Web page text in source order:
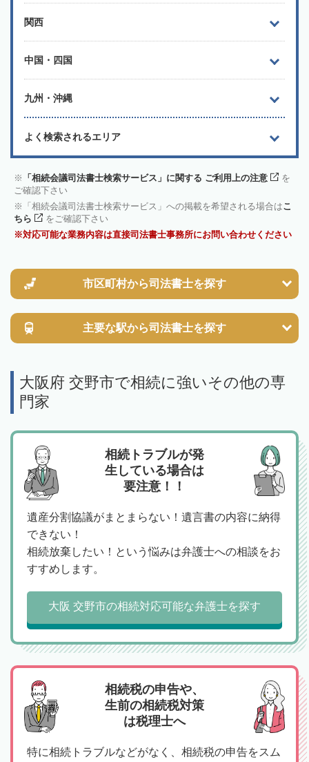
関西
中国・四国
九州・沖縄
よく検索されるエリア
「相続会議司法書士検索サービス」に関する ご利用上の注意
を
ご確認下さい
「相続会議司法書士検索サービス」への掲載を希望される場合はこ
ちら
をご確認下さい
対応可能な業務内容は直接司法書士事務所にお問い合わせください
市区町村から司法書士を探す
主要な駅から司法書士を探す
大阪府 交野市で相続に強いその他の専
門家
相続トラブルが発
生している場合は
要注意！！
遺産分割協議がまとまらない！遺言書の内容に納得
できない！
相続放棄したい！という悩みは弁護士への相談をお
すすめします。
大阪 交野市の相続対応可能な弁護士を探す
相続税の申告や、
生前の相続税対策
は税理士へ
特に相続トラブルなどがなく、相続税の申告をスム